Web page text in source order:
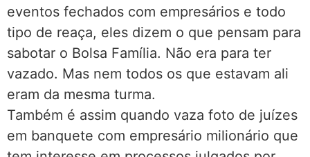
eventos fechados com empresários e todo
tipo de reaça, eles dizem o que pensam para
sabotar o Bolsa Família. Não era para ter
vazado. Mas nem todos os que estavam ali
eram da mesma turma.
Também é assim quando vaza foto de juízes
em banquete com empresário milionário que